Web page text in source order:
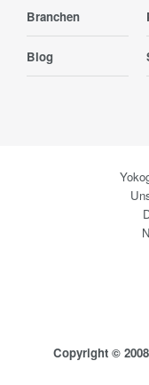
Branchen
Blog
Copyright ©